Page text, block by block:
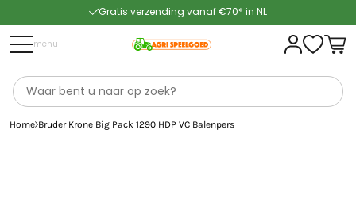
Gratis verzending vanaf €70* in NL
Snelle levering
menu
Home Bruder Krone Big Pack 1290 HDP VC Balenpers